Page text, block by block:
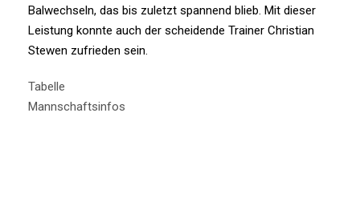
Balwechseln, das bis zuletzt spannend blieb. Mit dieser
Leistung konnte auch der scheidende Trainer Christian
Stewen zufrieden sein.
Tabelle
Mannschaftsinfos